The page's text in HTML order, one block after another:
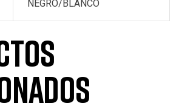
NEGRO/BLANCO